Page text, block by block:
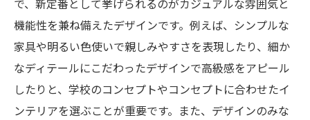
で、新定番として挙げられるのがカジュアルな雰囲気と
機能性を兼ね備えたデザインです。例えば、シンプルな
家具や明るい色使いで親しみやすさを表現したり、細か
なディテールにこだわったデザインで高級感をアピール
したりと、学校のコンセプトやコンセプトに合わせたイ
ンテリアを選ぶことが重要です。また、デザインのみな